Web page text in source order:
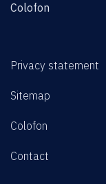
Colofon
Privacy statement
Sitemap
Colofon
Contact